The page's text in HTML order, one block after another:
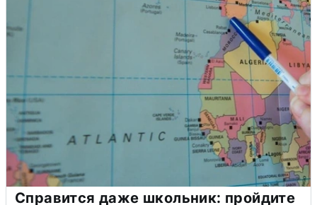
Справится даже школьник: пройдите